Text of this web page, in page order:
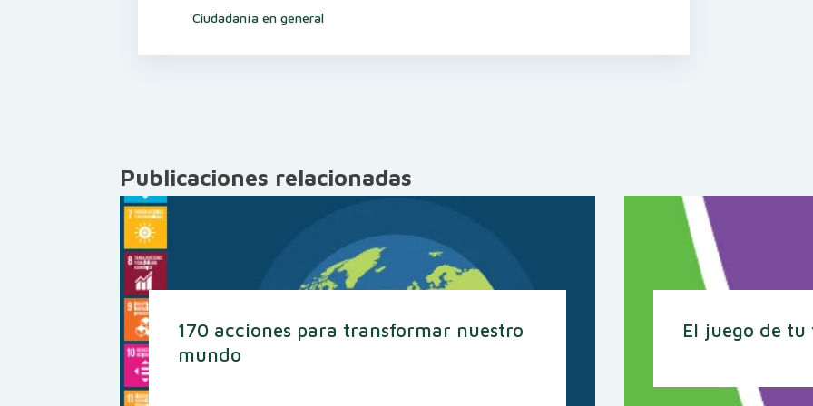
Ciudadanía en general
Publicaciones relacionadas
170 acciones para transformar nuestro
mundo
El juego de tu